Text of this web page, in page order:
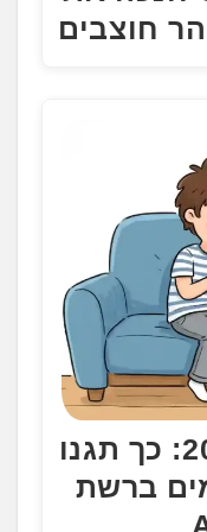
חוצבים
הסכנות של קיץ 2026: כך תגנו
ברשת